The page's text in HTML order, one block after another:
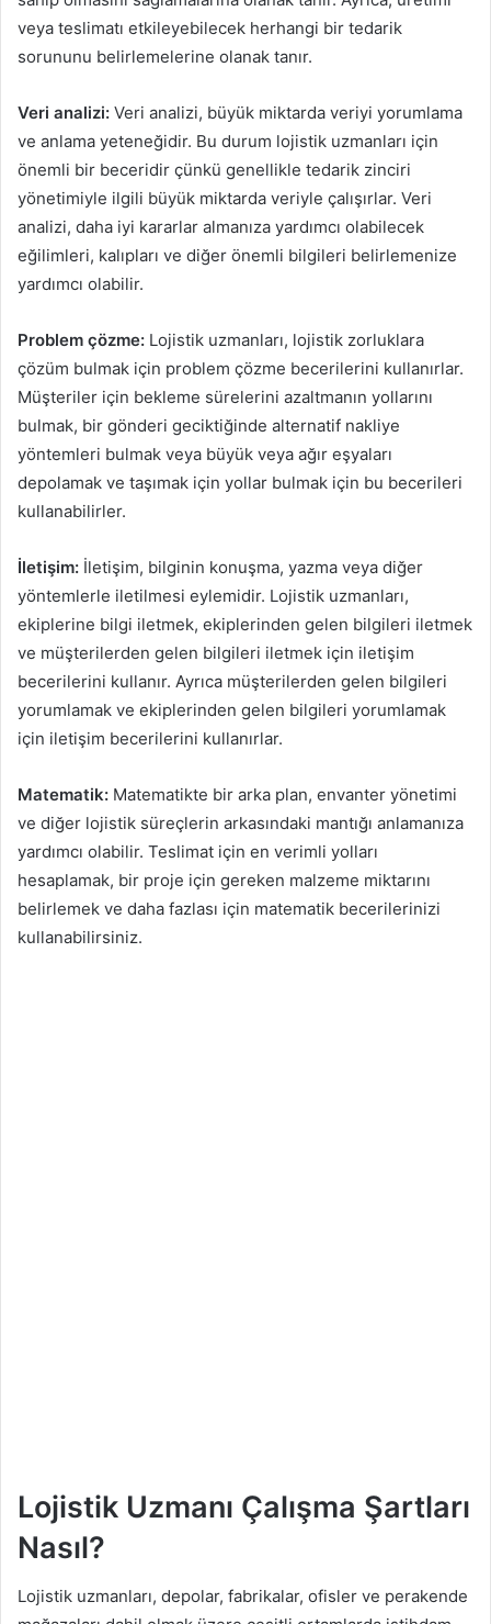
veya teslimatı etkileyebilecek herhangi bir tedarik
sorununu belirlemelerine olanak tanır.
Veri analizi: Veri analizi, büyük miktarda veriyi yorumlama
ve anlama yeteneğidir. Bu durum lojistik uzmanları için
önemli bir beceridir çünkü genellikle tedarik zinciri
yönetimiyle ilgili büyük miktarda veriyle çalışırlar. Veri
analizi, daha iyi kararlar almanıza yardımcı olabilecek
eğilimleri, kalıpları ve diğer önemli bilgileri belirlemenize
yardımcı olabilir.
Problem çözme: Lojistik uzmanları, lojistik zorluklara
çözüm bulmak için problem çözme becerilerini kullanırlar.
Müşteriler için bekleme sürelerini azaltmanın yollarını
bulmak, bir gönderi geciktiğinde alternatif nakliye
yöntemleri bulmak veya büyük veya ağır eşyaları
depolamak ve taşımak için yollar bulmak için bu becerileri
kullanabilirler.
İletişim: İletişim, bilginin konuşma, yazma veya diğer
yöntemlerle iletilmesi eylemidir. Lojistik uzmanları,
ekiplerine bilgi iletmek, ekiplerinden gelen bilgileri iletmek
ve müşterilerden gelen bilgileri iletmek için iletişim
becerilerini kullanır. Ayrıca müşterilerden gelen bilgileri
yorumlamak ve ekiplerinden gelen bilgileri yorumlamak
için iletişim becerilerini kullanırlar.
Matematik: Matematikte bir arka plan, envanter yönetimi
ve diğer lojistik süreçlerin arkasındaki mantığı anlamanıza
yardımcı olabilir. Teslimat için en verimli yolları
hesaplamak, bir proje için gereken malzeme miktarını
belirlemek ve daha fazlası için matematik becerilerinizi
kullanabilirsiniz.
Lojistik Uzmanı Çalışma Şartları
Nasıl?
Lojistik uzmanları, depolar, fabrikalar, ofisler ve perakende